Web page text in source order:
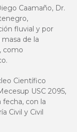
Caamaño, Dr.
fluvial y por
de la
como
Científico
USC 2095,
fecha, con la
Civil y Civil